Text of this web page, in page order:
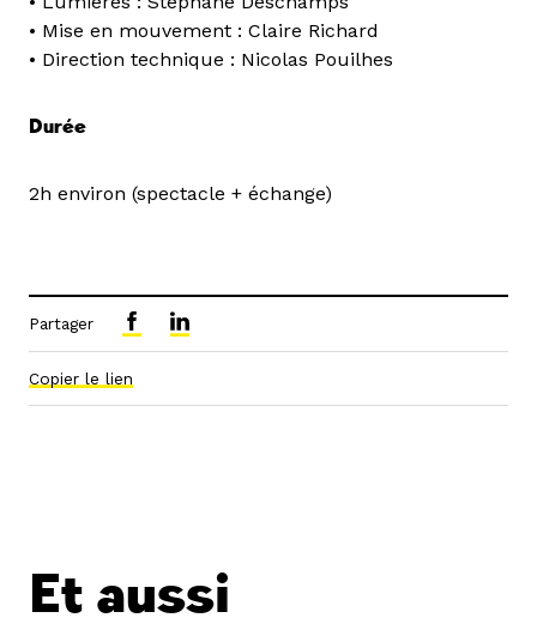
• Mise en mouvement : Claire Richard
• Direction technique : Nicolas Pouilhes
Durée
2h environ (spectacle + échange)
Partager
Copier le lien
Et aussi